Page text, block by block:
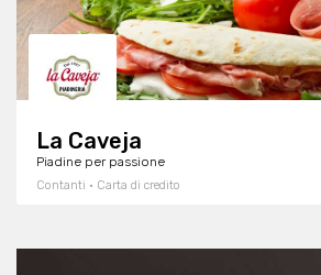
La Caveja
Piadine per passione
Contanti · Carta di credito